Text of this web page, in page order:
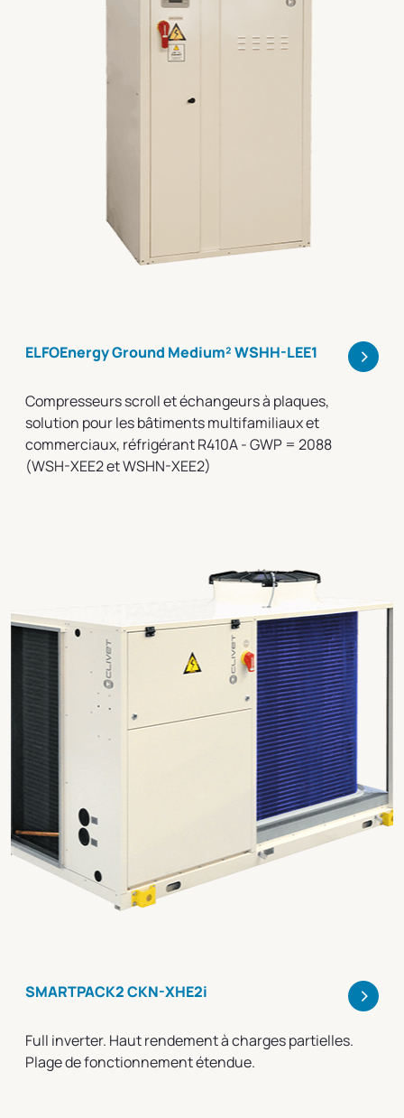
ELFOEnergy Ground Medium² WSHH-LEE1 >
Compresseurs scroll et échangeurs à plaques,
solution pour les bâtiments multifamiliaux et
commerciaux, réfrigérant R410A - GWP = 2088
(WSH-XEE2 et WSHN-XEE2)
SMARTPACK2 CKN-XHE2i >
Full inverter. Haut rendement à charges partielles.
Plage de fonctionnement étendue.